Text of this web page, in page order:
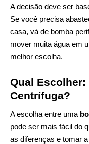
A decisão deve ser
Se você precisa
casa, vá de bomba
mover muita água em
melhor escolha.
Qual
Centrífuga?
A escolha entre uma
pode ser mais fácil do
as diferenças e tomar